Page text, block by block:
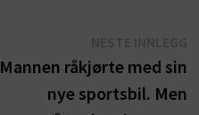
Mannen råkjørte med sin
nye sportsbil. Men